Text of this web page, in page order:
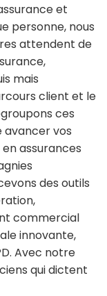
et
personne, nous
attendent de
mais
client et le
ces
vos
assurances
des outils
commercial
innovante,
Avec notre
qui dictent